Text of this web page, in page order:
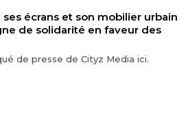
écrans et son mobilier urbain
de solidarité en faveur des
de presse de Cityz Media ici.